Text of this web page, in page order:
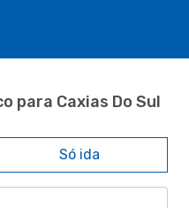
para Caxias Do Sul
Só ida